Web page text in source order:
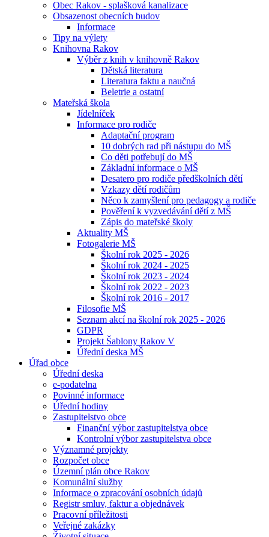
Obec Rakov - splašková kanalizace
Obsazenost obecních budov
Informace
Tipy na výlety
Knihovna Rakov
Výběr z knih v knihovně Rakov
Dětská literatura
Literatura faktu a naučná
Beletrie a ostatní
Mateřská škola
Jídelníček
Informace pro rodiče
Adaptační program
10 dobrých rad při nástupu do MŠ
Co děti potřebují do MŠ
Základní informace o MŠ
Desatero pro rodiče předškolních dětí
Vzkazy dětí rodičům
Něco k zamyšlení pro pedagogy a rodiče
Pověření k vyzvedávání dětí z MŠ
Zápis do mateřské školy
Aktuality MŠ
Fotogalerie MŠ
Školní rok 2025 - 2026
Školní rok 2024 - 2025
Školní rok 2023 - 2024
Školní rok 2022 - 2023
Školní rok 2016 - 2017
Filosofie MŠ
Seznam akcí na školní rok 2025 - 2026
GDPR
Projekt Šablony Rakov V
Úřední deska MŠ
Úřad obce
Úřední deska
e-podatelna
Povinné informace
Úřední hodiny
Zastupitelstvo obce
Finanční výbor zastupitelstva obce
Kontrolní výbor zastupitelstva obce
Významné projekty
Rozpočet obce
Územní plán obce Rakov
Komunální služby
Informace o zpracování osobních údajů
Registr smluv, faktur a objednávek
Pracovní příležitosti
Veřejné zakázky